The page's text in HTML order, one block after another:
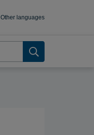
Other languages